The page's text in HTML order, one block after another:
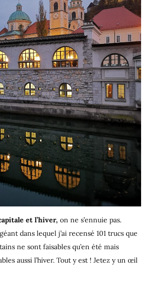
et l’hiver, on ne s’ennuie pas.
dans lequel j’ai recensé 101 trucs que
ne sont faisables qu’en été mais
aussi l’hiver. Tout y est ! Jetez y un œil